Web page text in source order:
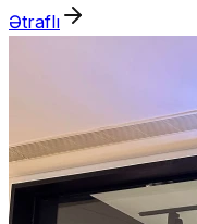
Ətraflı